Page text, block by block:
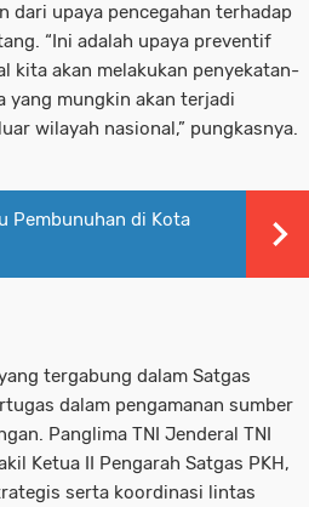
dari upaya pencegahan terhadap
“Ini adalah upaya preventif
kita akan melakukan penyekatan-
yang mungkin akan terjadi
wilayah nasional,” pungkasnya.
Pembunuhan di Kota
tergabung dalam Satgas
dalam pengamanan sumber
Panglima TNI Jenderal TNI
Ketua II Pengarah Satgas PKH,
serta koordinasi lintas